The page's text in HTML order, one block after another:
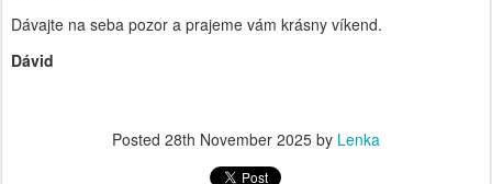
Dávajte na seba pozor a prajeme vám krásny víkend.
Dávid
Posted 28th November 2025 by Lenka